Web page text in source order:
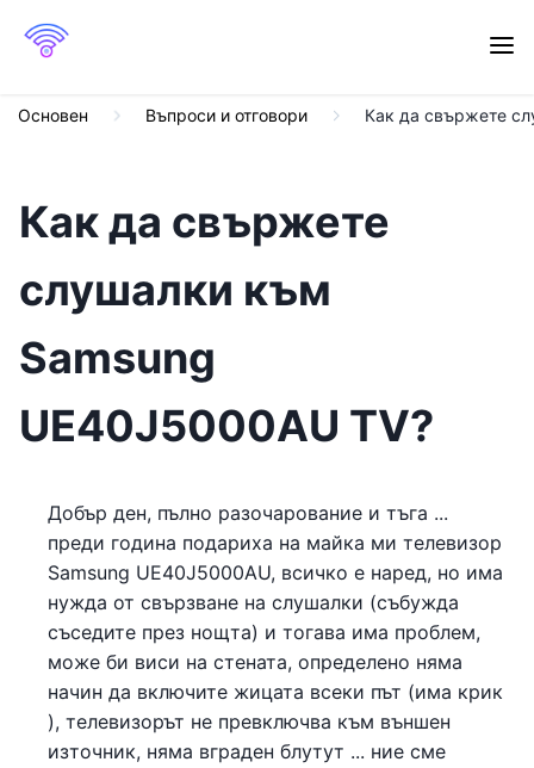
Основен Въпроси и отговори Как да свържете
Как да свържете
слушалки към
Samsung
UE40J5000AU TV?
Добър ден, пълно разочарование и тъга ...
преди година подариха на майка ми телевизор
Samsung UE40J5000AU, всичко е наред, но има
нужда от свързване на слушалки (събужда
съседите през нощта) и тогава има проблем,
може би виси на стената, определено няма
начин да включите жицата всеки път (има крик
), телевизорът не превключва към външен
източник, няма вграден блутут ... ние сме